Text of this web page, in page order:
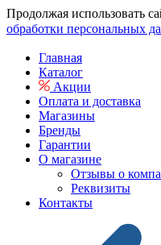
Продолжая использовать
обработки персональных
Главная
Каталог
Акции
Оплата и доставка
Магазины
Бренды
Гарантии
О магазине
Отзывы о
Реквизиты
Контакты